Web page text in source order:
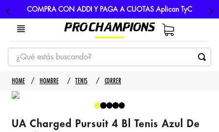
COMPRA CON ADDI Y PAGA A CUOTAS Aplican TyC
¿Qué estás buscando?
TÉRMINOS MÁS BUSCADOS
1
3. nike
HOMBRE TENIS CORRER
UA Charged Pursuit 4 Bl Tenis Azul De